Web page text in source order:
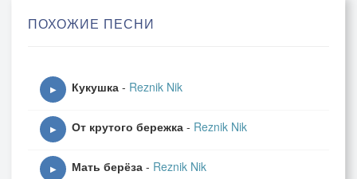
ПОХОЖИЕ ПЕСНИ
▶ Кукушка - Reznik Nik
▶ От крутого бережка - Reznik Nik
▶ Мать берёза - Reznik Nik